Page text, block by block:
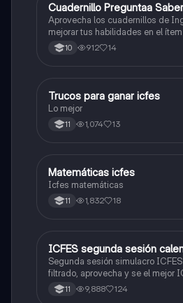
ICFES: Inglés
Cuadernillo Preguntaa
Aprovecha los cuadernillos de
mejorar tus habilidades en el
Prueba Saber 11. 🫡
10 912 14
Química
Trucos para ganar icfes
Lo mejor
11 1,074 13
ICFES: Matemáticas
Matemáticas icfes
Icfes matemáticas
11 1,832 18
ICFES: Lectura Crítica
ICFES segunda sesión
Segunda sesión simulacro
filtrado, aprovecha y se el mejor
poder ingresar a universidad, y
carrera con la que tanto sueñas.
11 9,888 124